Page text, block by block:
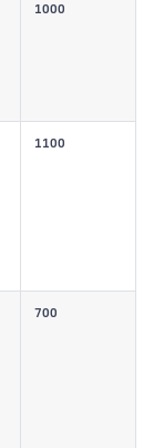
1000
1100
700